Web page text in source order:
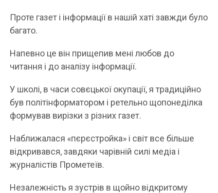
Проте газет і інформації в нашій хаті завжди було
багато.
Напевно це він прищепив мені любов до
читання і до аналізу інформації.
У школі, в часи совєцької окупації, я традиційно
був політінформатором і ретельно щопонеділка
формував вирізки з різних газет.
Наближалася «пєрєстройка» і світ все більше
відкривався, завдяки чарівній силі медіа і
журналістів Прометеїв.
Незалежність я зустрів в щойно відкритому